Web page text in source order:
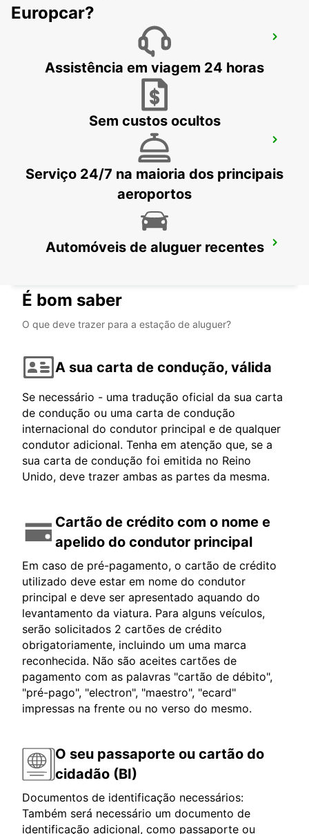
LONDRES WANDSWORTH
LONDON - UNITED KINGDOM
AEROPORTO DE SOUTHAMPTON
SOUTHAMPTON - UNITED KINGDOM
AEROPORTO DE LONDRES HEATHROW
Europcar?
Assistência em viagem 24 horas
Sem custos ocultos
Serviço 24/7 na maioria dos principais
aeroportos
Automóveis de aluguer recentes
É bom saber
O que deve trazer para a estação de aluguer?
A sua carta de condução, válida
Se necessário - uma tradução oficial da sua carta
de condução ou uma carta de condução
internacional do condutor principal e de qualquer
condutor adicional. Tenha em atenção que, se a
sua carta de condução foi emitida no Reino
Unido, deve trazer ambas as partes da mesma.
Cartão de crédito com o nome e
apelido do condutor principal
Em caso de pré-pagamento, o cartão de crédito
utilizado deve estar em nome do condutor
principal e deve ser apresentado aquando do
levantamento da viatura. Para alguns veículos,
serão solicitados 2 cartões de crédito
obrigatoriamente, incluindo um uma marca
reconhecida. Não são aceites cartões de
pagamento com as palavras "cartão de débito",
"pré-pago", "electron", "maestro", "ecard"
impressas na frente ou no verso do mesmo.
O seu passaporte ou cartão do
cidadão (BI)
Documentos de identificação necessários:
Também será necessário um documento de
identificação adicional, como passaporte ou